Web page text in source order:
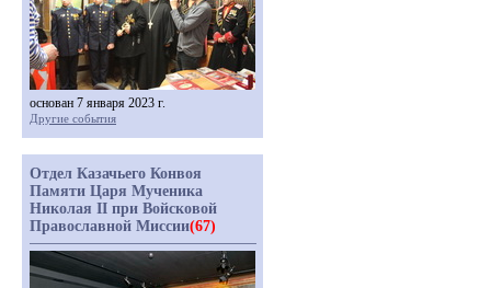
основан 7 января 2023 г.
Другие события
Отдел Казачьего Конвоя
Памяти Царя Мученика
Николая II при Войсковой
Православной Миссии(67)